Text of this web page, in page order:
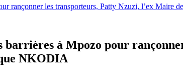
rançonner les transporteurs, Patty Nzuzi, l’ex
barrières à Mpozo pour
NKODIA